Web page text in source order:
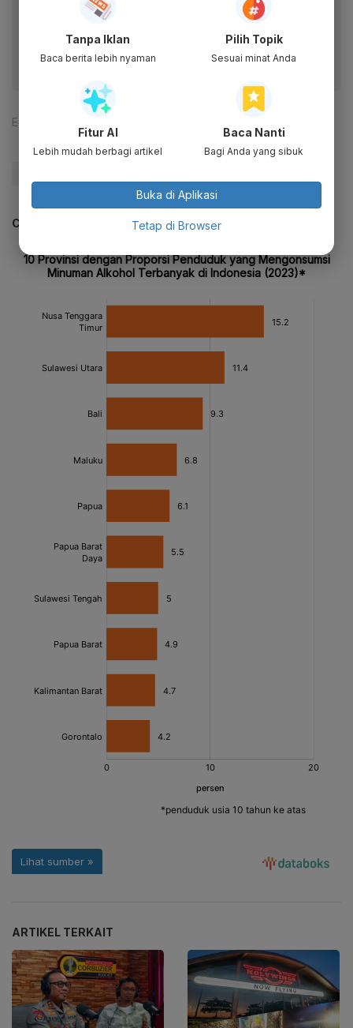
Dapatkan pengalaman membaca lebih nyaman dan nikmati
fitur menarik lainnya lewat aplikasi mobile Katadata.
Editor:
CEK JUGA DATA INI
ARTIKEL TERKAIT
Tanpa Iklan
Baca berita lebih nyaman
Pilih Topik
Sesuai minat Anda
Fitur AI
Lebih mudah berbagi artikel
Baca Nanti
Bagi Anda yang sibuk
Buka di Aplikasi
Tetap di Browser